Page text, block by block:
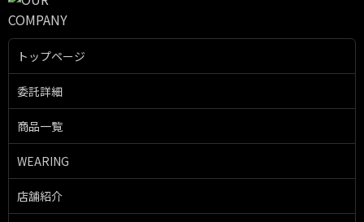
トップページ
委託詳細
商品一覧
WEARING
店舗紹介